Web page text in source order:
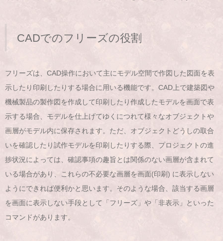
CADでのフリーズの役割
フリーズは、CAD操作において主にモデル空間で作図した図面を表
示したり印刷したりする場合に用いる機能です。CAD上で建築図や
機械製品の製作図を作成して印刷したり作成したモデルを画面で表
示する場合、モデルを仕上げてゆくにつれて様々なオブジェクトや
画層がモデル内に保存されます。ただ、オブジェクトどうしの取合
いを確認したり試作モデルを印刷したりする際、プロジェクトの進
捗状況によっては、確認事項の趣旨とは関係のない画層が含まれて
いる場合があり、これらの不必要な画層を画面(印刷) に表示しない
ようにできれば便利かと思います。そのような場合、該当する画層
を画面に表示しない手段として「フリーズ」や「非表示」といった
コマンドがあります。